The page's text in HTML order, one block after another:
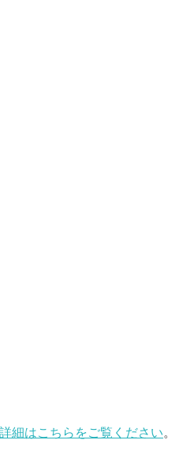
細はこちらをご覧ください。